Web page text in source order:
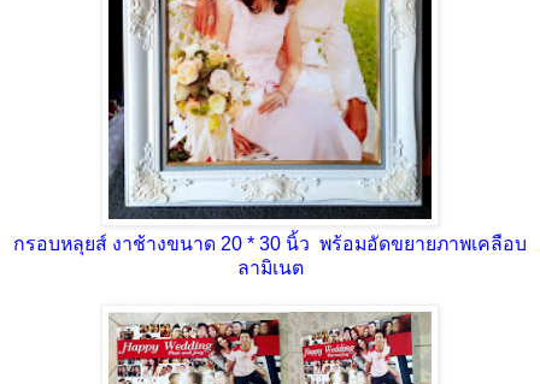
กรอบหลุยส์ งาช้างขนาด 20 * 30 นิ้ว พร้อมอัดขยายภาพเคลือบ
ลามิเนต